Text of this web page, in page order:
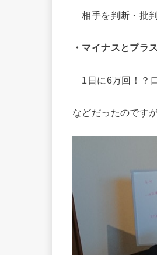
相手を判断・批
・マイナスとプラ
1日に6万回！？
などだったのです